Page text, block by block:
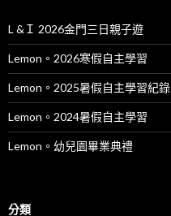
L &Ｉ 2026金門三日親子遊
Lemon。2026寒假自主學習
Lemon。2025暑假自主學習紀錄
Lemon。2024暑假自主學習
Lemon。幼兒園畢業典禮
分類